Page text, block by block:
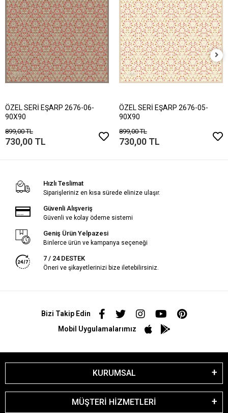
ÖZEL SERİ EŞARP 2676-06-
90X90
899,00 TL
730,00 TL
ÖZEL SERİ EŞARP 2676-05-
90X90
899,00 TL
730,00 TL
Hızlı Teslimat
Siparişleriniz en kısa sürede elinize ulaşır.
Güvenli Alışveriş
Güvenli ve kolay ödeme sistemi
Geniş Ürün Yelpazesi
Binlerce ürün ve kampanya seçeneği
7 / 24 DESTEK
Öneri ve şikayetlerinizi bize iletebilirsiniz.
Bizi Takip Edin
Mobil Uygulamalarımız
KURUMSAL
MÜŞTERİ HİZMETLERİ